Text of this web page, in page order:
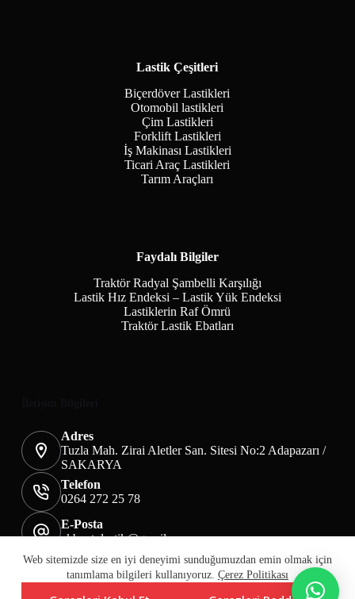
Web sitemizde size en iyi deneyimi sunduğumuzdan emin olmak için
tanımlama bilgileri kullanıyoruz. Çerez Politikası
Lastik Çeşitleri
Biçerdöver Lastikleri
Otomobil lastikleri
Çim Lastikleri
Forklift Lastikleri
İş Makinası Lastikleri
Ticari Araç Lastikleri
Tarım Araçları
Faydalı Bilgiler
Traktör Radyal Şambelli Karşılığı
Lastik Hız Endeksi – Lastik Yük Endeksi
Lastiklerin Raf Ömrü
Traktör Lastik Ebatları
Adres
Tuzla Mah. Zirai Aletler San. Sitesi No:2 Adapazarı /
SAKARYA
Telefon
0264 272 25 78
E-Posta
akbaotolastik@gmail.com
Mesafeli Satış Sözleşmesi
Teslimat&İade
Üyelik KVKK Sayfası
Çerez Politikası